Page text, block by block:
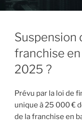
Suspension
franchise en
2025 ?
Prévu par la loi de
unique à 25 000 €
de la franchise en